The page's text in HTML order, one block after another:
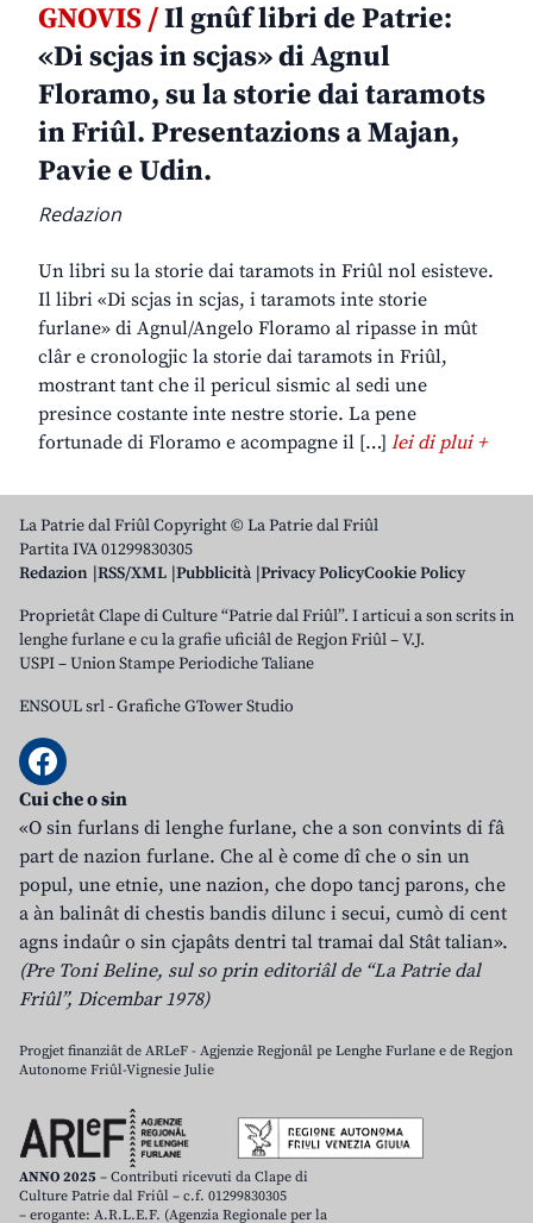
GNOVIS /Il gnûf libri de Patrie:
«Di scjas in scjas» di Agnul
Floramo, su la storie dai taramots
in Friûl. Presentazions a Majan,
Pavie e Udin.
Redazion
Un libri su la storie dai taramots in Friûl nol esisteve.
Il libri «Di scjas in scjas, i taramots inte storie
furlane» di Agnul/Angelo Floramo al ripasse in mût
clâr e cronologjic la storie dai taramots in Friûl,
mostrant tant che il pericul sismic al sedi une
presince costante inte nestre storie. La pene
fortunade di Floramo e acompagne il […] lei di plui +
La Patrie dal Friûl Copyright © La Patrie dal Friûl
Partita IVA 01299830305
Redazion RSS/XML Pubblicità Privacy PolicyCookie Policy
Proprietât Clape di Culture “Patrie dal Friûl”. I articui a son scrits in
lenghe furlane e cu la grafie uficiâl de Regjon Friûl – V.J.
USPI – Union Stampe Periodiche Taliane
ENSOUL srl-Grafiche GTower Studio
Cui che o sin
«O sin furlans di lenghe furlane, che a son convints di fâ
part de nazion furlane. Che al è come dî che o sin un
popul, une etnie, une nazion, che dopo tancj parons, che
a àn balinât di chestis bandis dilunc i secui, cumò di cent
agns indaûr o sin cjapâts dentri tal tramai dal Stât talian».
(Pre Toni Beline, sul so prin editoriâl de “La Patrie dal
Friûl”, Dicembar 1978)
Progjet finanziât de ARLeF - Agjenzie Regjonâl pe Lenghe Furlane e de Regjon
Autonome Friûl-Vignesie Julie
ANNO 2025 – Contributi ricevuti da Clape di
Culture Patrie dal Friûl – c.f. 01299830305
– erogante: A.R.L.E.F. (Agenzia Regionale per la